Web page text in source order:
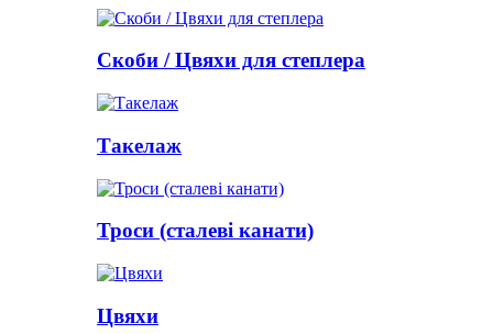
Скоби / Цвяхи для степлера
Такелаж
Троси (сталеві канати)
Цвяхи